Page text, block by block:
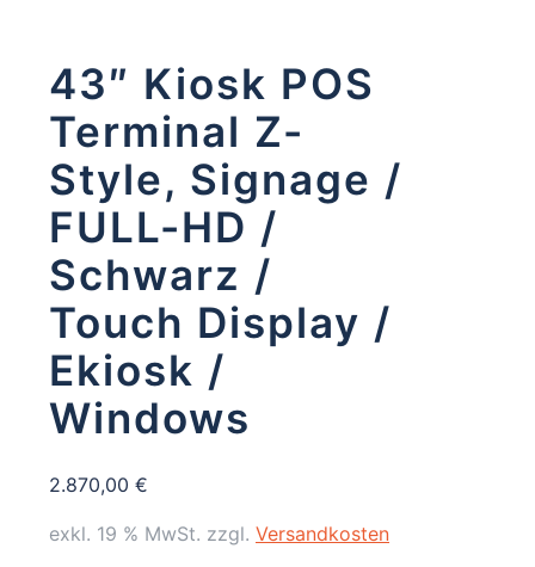
43″ Kiosk POS
Terminal Z-
Style, Signage /
FULL-HD /
Schwarz /
Touch Display /
Ekiosk /
Windows
2.870,00 €
exkl. 19 % MwSt. zzgl. Versandkosten